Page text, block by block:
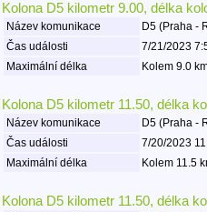
Kolona D5 kilometr 9.00, délka
Název komunikace
D5 (Praha -
Čas události
7/21/2023
Maximální délka
Kolem 9.0
Kolona D5 kilometr 11.50, délka
Název komunikace
D5 (Praha -
Čas události
7/20/2023
Maximální délka
Kolem 11.5
Kolona D5 kilometr 11.50, délka